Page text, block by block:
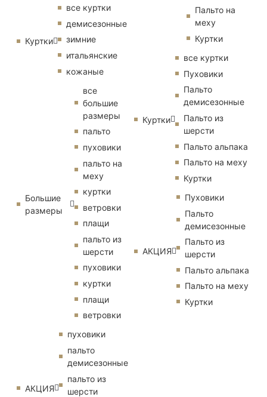
Куртки
все куртки
демисезонные
зимние
итальянские
кожаные
Большие
размеры
все
большие
размеры
пальто
пуховики
пальто на
меху
куртки
ветровки
плащи
пальто из
шерсти
пуховики
куртки
плащи
ветровки
АКЦИЯ
пуховики
пальто
демисезонные
пальто из
шерсти
Пальто на
меху
Куртки
Куртки
все куртки
Пуховики
Пальто
демисезонные
Пальто из
шерсти
Пальто альпака
Пальто на меху
Куртки
АКЦИЯ
Пуховики
Пальто
демисезонные
Пальто из
шерсти
Пальто альпака
Пальто на меху
Куртки